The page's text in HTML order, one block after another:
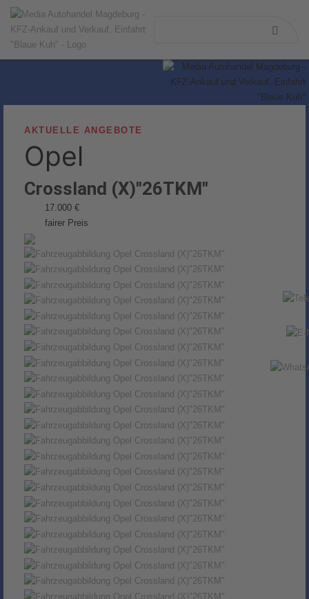
AKTUELLE ANGEBOTE
Opel
Crossland (X)"26TKM"
17.000 €
fairer Preis